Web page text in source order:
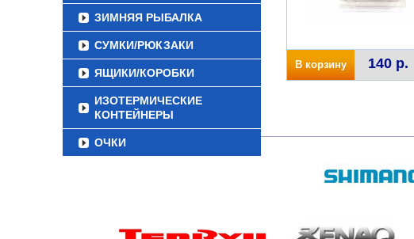
ЗИМНЯЯ РЫБАЛКА
СУМКИ/РЮКЗАКИ
ЯЩИКИ/КОРОБКИ
ИЗОТЕРМИЧЕСКИЕ
КОНТЕЙНЕРЫ
ОЧКИ
В корзину 140 р.